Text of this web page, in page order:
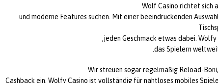
Wolf Casino richtet sich
und moderne Features suchen. Mit einer beeindruckenden
jeden Geschmack etwas dabei. Wolfy
das Spielern
Wir streuen sogar regelmäßig Reload-
Cashback ein. Wolfy Casino ist vollständig für nahtloses mobiles